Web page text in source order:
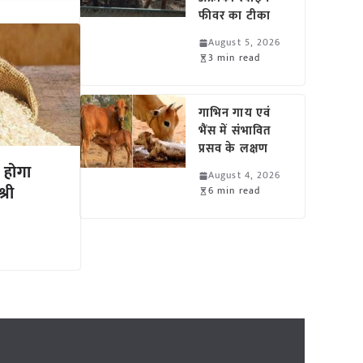
फीवर का टीका
August 5, 2026
3 min read
गाभिन गाय एवं
भैंस में संभावित
प्रसव के लक्षण
August 4, 2026
6 min read